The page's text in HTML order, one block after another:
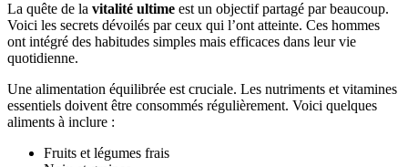
La quête de la vitalité ultime est un objectif partagé par beaucoup.
Voici les secrets dévoilés par ceux qui l’ont atteinte. Ces hommes
ont intégré des habitudes simples mais efficaces dans leur vie
quotidienne.
Une alimentation équilibrée est cruciale. Les nutriments et vitamines
essentiels doivent être consommés régulièrement. Voici quelques
aliments à inclure :
Fruits et légumes frais